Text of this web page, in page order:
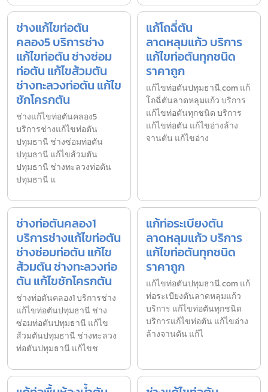
ช่างแก้ไขท่อตัน
คลอง5 บริการช่าง
แก้ไขท่อตัน ช่างซ่อม
ท่อตัน แก้ไขส้วมตัน
ช่างทะลวงท่อตัน แก้ไข
ชักโครกตัน
ช่างแก้ไขท่อตันคลอง5
บริการช่างแก้ไขท่อตัน
ปทุมธานี ช่างซ่อมท่อตัน
ปทุมธานี แก้ไขส้วมตัน
ปทุมธานี ช่างทะลวงท่อตัน
ปทุมธานี แ
แก้โถฉี่ตัน
ลาดหลุมแก้ว บริการ
แก้ไขท่อตันทุกชนิด
ราคาถูก
แก้ไขท่อตันปทุมธานี.com แก้
โถฉี่ตันลาดหลุมแก้ว บริการ
แก้ไขท่อตันทุกชนิด บริการ
แก้ไขท่อตัน แก้ไขอ่างล้าง
จานตัน แก้ไขอ่าง
ช่างท่อตันคลอง1
บริการช่างแก้ไขท่อตัน
ช่างซ่อมท่อตัน แก้ไข
ส้วมตัน ช่างทะลวงท่อ
ตัน แก้ไขชักโครกตัน
ช่างท่อตันคลอง1 บริการช่าง
แก้ไขท่อตันปทุมธานี ช่าง
ซ่อมท่อตันปทุมธานี แก้ไข
ส้วมตันปทุมธานี ช่างทะลวง
ท่อตันปทุมธานี แก้ไขช
แก้ท่อระเบียงตัน
ลาดหลุมแก้ว บริการ
แก้ไขท่อตันทุกชนิด
ราคาถูก
แก้ไขท่อตันปทุมธานี.com แก้
ท่อระเบียงตันลาดหลุมแก้ว
บริการ แก้ไขท่อตันทุกชนิด
บริการแก้ไขท่อตัน แก้ไขอ่าง
ล้างจานตัน แก้ไ